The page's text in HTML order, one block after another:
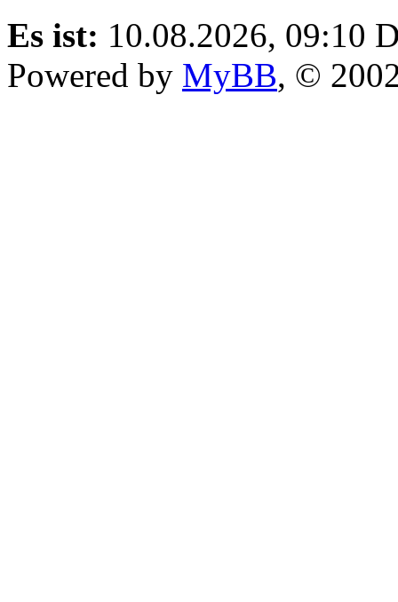
Es ist: 10.08.2026, 09:10
Powered by MyBB, ©